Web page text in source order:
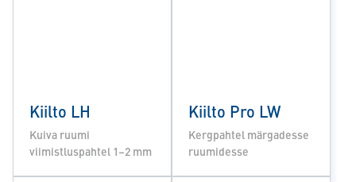
Kiilto LH
Kuiva ruumi
viimistluspahtel 1–2 mm
Kiilto Pro LW
Kergpahtel märgadesse
ruumidesse